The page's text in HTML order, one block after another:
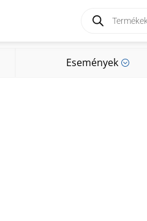
search
Események ;
Események